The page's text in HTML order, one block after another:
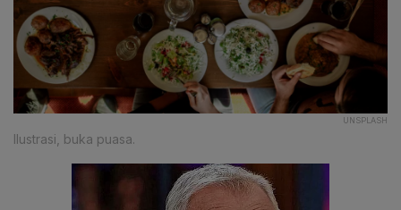
UNSPLASH
Ilustrasi, buka puasa.